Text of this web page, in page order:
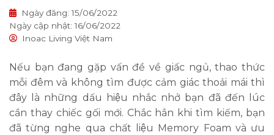
Ngày đăng: 15/06/2022
Ngày cập nhật: 16/06/2022
Inoac Living Việt Nam
Nếu bạn đang gặp vấn đề về giấc ngủ, thao thức
mỗi đêm và không tìm được cảm giác thoải mái thì
đây là những dấu hiệu nhắc nhở bạn đã đến lúc
cần thay chiếc gối mới. Chắc hẳn khi tìm kiếm, bạn
đã từng nghe qua chất liệu Memory Foam và ưu